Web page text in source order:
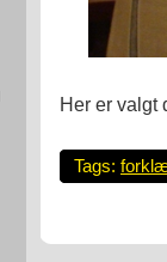
Her er valgt
Tags: